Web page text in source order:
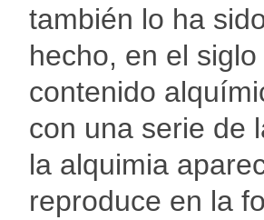
también lo ha
hecho, en el
contenido
con una serie de
la alquimia
reproduce en la